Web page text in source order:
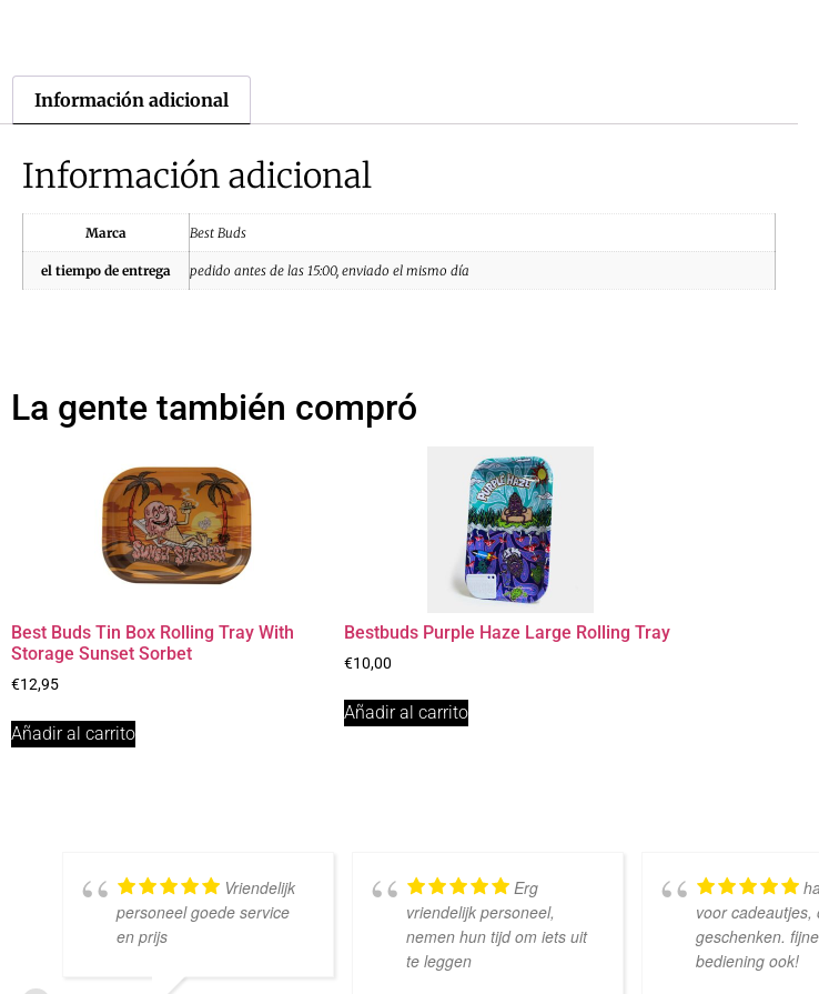
Información adicional
Información adicional
Marca Best Buds
el tiempo de entrega pedido antes de las 15:00, enviado el mismo día
La gente también compró
Best Buds Tin Box Rolling Tray With
Storage Sunset Sorbet
€12,95
Añadir al carrito
Bestbuds Purple Haze Large Rolling Tray
€10,00
Añadir al carrito
Vriendelijk
personeel goede service
en prijs
Erg
vriendelijk personeel,
nemen hun tijd om iets uit
te leggen
voor cadeautjes,
geschenken. fijne
bediening ook!